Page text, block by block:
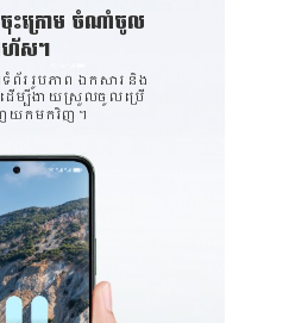
ចុះក្រោម ចំណាំចូល
ហ័ស។
រូបភាព ឯកសារ និង
ដើម្បីងាយស្រួលចូលប្រើ
យកមកវិញ។